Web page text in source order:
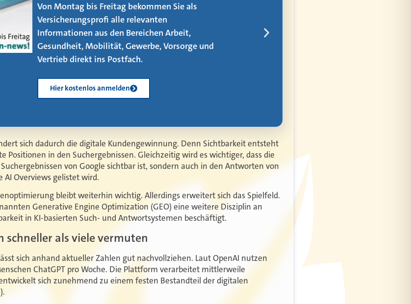
Der Weg vom AOler und Strukturvertriebler
zum Makler ist kein leichter. Was es dafür alles
zu beachten gibt, erfahren Sie in unserem
neuen eMagazin – jetzt mit vier neuen
Artikeln!
Kostenlos herunterladen
sich dadurch die digitale Kundengewinnung. Denn Sichtbarkeit entsteht
in den Suchergebnissen. Gleichzeitig wird es wichtiger, dass die
von Google sichtbar ist, sondern auch in den Antworten von
AI Overviews gelistet wird.
bleibt weiterhin wichtig. Allerdings erweitert sich das Spielfeld.
Generative Engine Optimization (GEO) eine weitere Disziplin an
in KI-basierten Such- und Antwortsystemen beschäftigt.
schneller als viele vermuten
sich anhand aktueller Zahlen gut nachvollziehen. Laut OpenAI nutzen
ChatGPT pro Woche. Die Plattform verarbeitet mittlerweile
sich zunehmend zu einem festen Bestandteil der digitalen
).